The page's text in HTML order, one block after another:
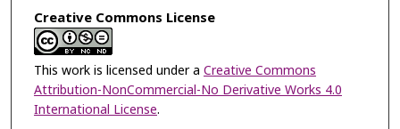
Creative Commons License
This work is licensed under a Creative Commons
Attribution-NonCommercial-No Derivative Works 4.0
International License.